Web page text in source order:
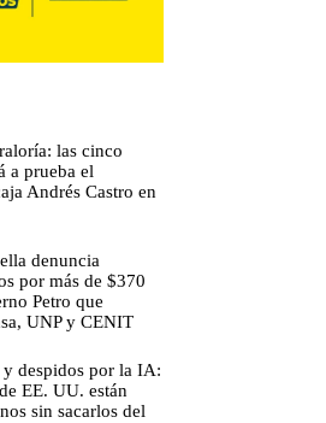
las cinco
a prueba el
Andrés Castro en
denuncia
por más de $370
Petro que
UNP y CENIT
despidos por la IA:
EE. UU. están
sin sacarlos del